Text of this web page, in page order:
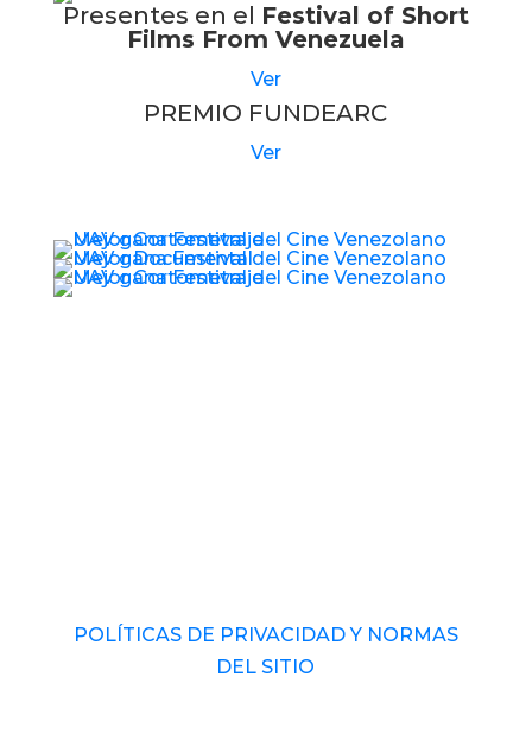
Presentes en el Festival of Short
Films From Venezuela
Ver
PREMIO FUNDEARC
Ver
POLÍTICAS DE PRIVACIDAD Y NORMAS
DEL SITIO